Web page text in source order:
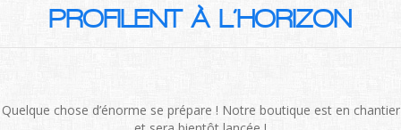
PROFILENT À L’HORIZON
Quelque chose d’énorme se prépare ! Notre boutique est en chantier